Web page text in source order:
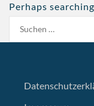
Perhaps
Suche
nach: